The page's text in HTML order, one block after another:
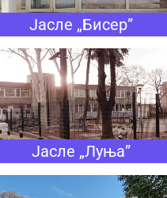
Јасле „Бисер”
Јасле „Луња”